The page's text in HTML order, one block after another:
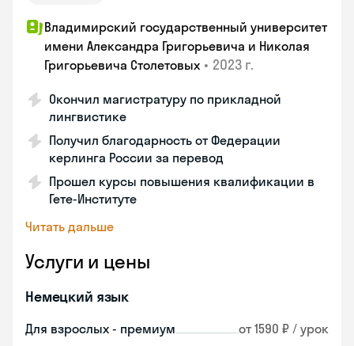
Владимирский государственный университет
имени Александра Григорьевича и Николая
Григорьевича Столетовых • 2023 г.
Окончил магистратуру по прикладной
лингвистике
Получил благодарность от Федерации
керлинга России за перевод
Прошел курсы повышения квалификации в
Гете-Институте
Читать дальше
Услуги и цены
Немецкий язык
Для взрослых - премиум от 1590 ₽ / урок